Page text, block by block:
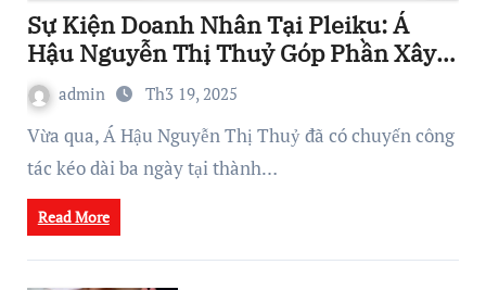
Sự Kiện Doanh Nhân Tại Pleiku: Á
Hậu Nguyễn Thị Thuỷ Góp Phần Xây
Dựng Hệ Sinh Thái Kinh Doanh Vững
Mạnh
admin Th3 19, 2025
Vừa qua, Á Hậu Nguyễn Thị Thuỷ đã có chuyến công
tác kéo dài ba ngày tại thành…
Read More